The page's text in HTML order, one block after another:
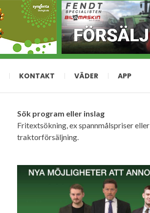
KONTAKT VÄDER APP
Sök program eller inslag
Fritextsökning, ex spannmålspriser eller
traktorförsäljning.